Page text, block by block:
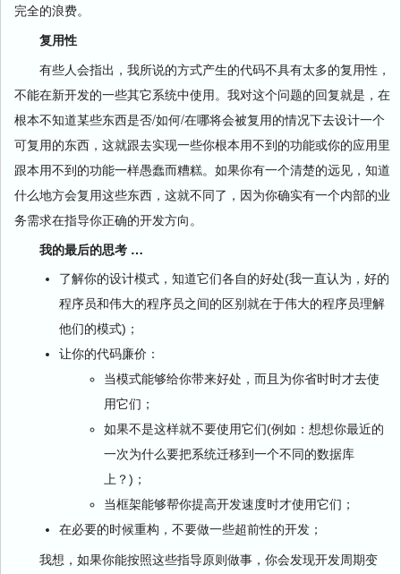
完全的浪费。
复用性
有些人会指出，我所说的方式产生的代码不具有太多的复用性，
不能在新开发的一些其它系统中使用。我对这个问题的回复就是，在
根本不知道某些东西是否/如何/在哪将会被复用的情况下去设计一个
可复用的东西，这就跟去实现一些你根本用不到的功能或你的应用里
跟本用不到的功能一样愚蠢而糟糕。如果你有一个清楚的远见，知道
什么地方会复用这些东西，这就不同了，因为你确实有一个内部的业
务需求在指导你正确的开发方向。
我的最后的思考 …
了解你的设计模式，知道它们各自的好处(我一直认为，好的
程序员和伟大的程序员之间的区别就在于伟大的程序员理解
他们的模式)；
让你的代码廉价：
当模式能够给你带来好处，而且为你省时时才去使
用它们；
如果不是这样就不要使用它们(例如：想想你最近的
一次为什么要把系统迁移到一个不同的数据库
上？)；
当框架能够帮你提高开发速度时才使用它们；
在必要的时候重构，不要做一些超前性的开发；
我想，如果你能按照这些指导原则做事，你会发现开发周期变